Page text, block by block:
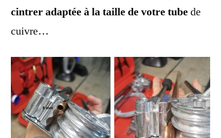
cintrer adaptée à la taille de votre tubede
cuivre…